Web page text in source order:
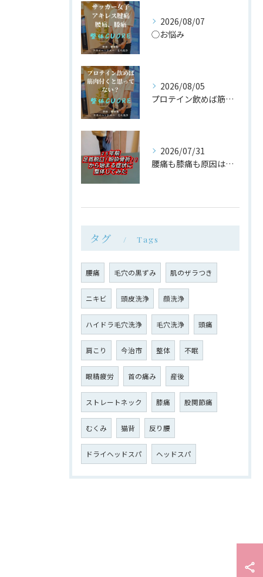
2026/08/07
◯お悩み
2026/08/05
プロテイン飲めば筋肉付く は大間違い
2026/07/31
腰痛も膝痛も原因は同じ場所だった
タグ Tags
腰痛 毛穴の黒ずみ 肌のザラつき
ニキビ 頭皮洗浄 顔洗浄
ハイドラ毛穴洗浄 毛穴洗浄 頭痛
肩こり 今治市 整体 不眠
眼精疲労 首の痛み 産後
ストレートネック 膝痛 股関節痛
むくみ 猫背 反り腰
ドライヘッドスパ ヘッドスパ